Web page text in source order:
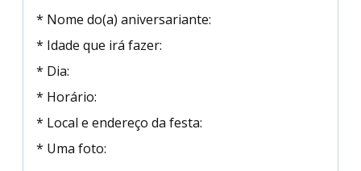
* Nome do(a) aniversariante:
* Idade que irá fazer:
* Dia:
* Horário:
* Local e endereço da festa:
* Uma foto: